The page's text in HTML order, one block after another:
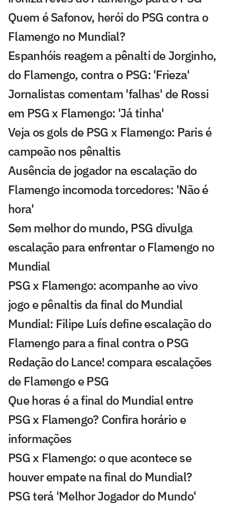
Quem é Safonov, herói do PSG contra o
Flamengo no Mundial?
Espanhóis reagem a pênalti de Jorginho,
do Flamengo, contra o PSG: 'Frieza'
Jornalistas comentam 'falhas' de Rossi
em PSG x Flamengo: 'Já tinha'
Veja os gols de PSG x Flamengo: Paris é
campeão nos pênaltis
Ausência de jogador na escalação do
Flamengo incomoda torcedores: 'Não é
hora'
Sem melhor do mundo, PSG divulga
escalação para enfrentar o Flamengo no
Mundial
PSG x Flamengo: acompanhe ao vivo
jogo e pênaltis da final do Mundial
Mundial: Filipe Luís define escalação do
Flamengo para a final contra o PSG
Redação do Lance! compara escalações
de Flamengo e PSG
Que horas é a final do Mundial entre
PSG x Flamengo? Confira horário e
informações
PSG x Flamengo: o que acontece se
houver empate na final do Mundial?
PSG terá 'Melhor Jogador do Mundo'